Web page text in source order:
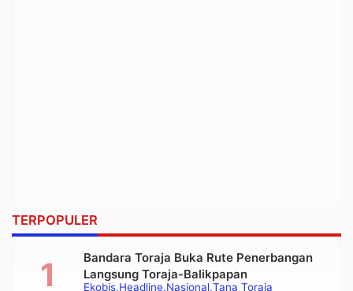
TERPOPULER
Ekobis Headline Nasional Tana Toraja
Bandara Toraja Buka Rute Penerbangan
Langsung Toraja-Balikpapan